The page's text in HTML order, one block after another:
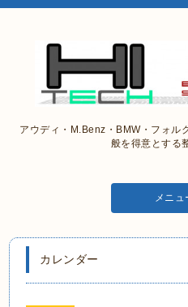
アウディ・M.Benz・BMW・フォル
般を得意とする
メニュ
カレンダー